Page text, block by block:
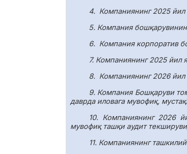
4. Компаниянинг 2025 йил
5. Компания
6. Компания корпоратив
7. Компаниянинг 2025 йил
8. Компаниянинг 2026
9. Компания Бошқаруви
даврда иловага мувофиқ,
10. Компаниянинг 2026
мувофиқ ташқи аудит
11. Компаниянинг